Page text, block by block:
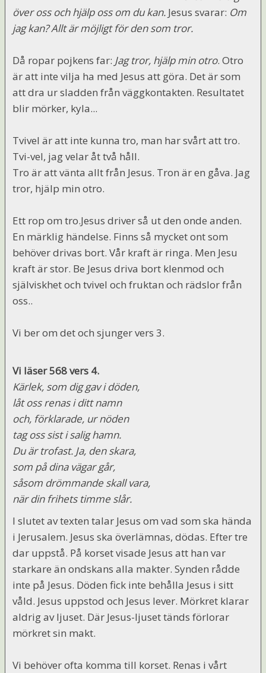
över oss och hjälp oss om du kan. Jesus svarar: Om
jag kan? Allt är möjligt för den som tror.
Då ropar pojkens far: Jag tror, hjälp min otro. Otro
är att inte vilja ha med Jesus att göra. Det är som
att dra ur sladden från väggkontakten. Resultatet
blir mörker, kyla...
Tvivel är att inte kunna tro, man har svårt att tro.
Tvi-vel, jag velar åt två håll.
Tro är att vänta allt från Jesus. Tron är en gåva. Jag
tror, hjälp min otro.
Ett rop om tro.Jesus driver så ut den onde anden.
En märklig händelse. Finns så mycket ont som
behöver drivas bort. Vår kraft är ringa. Men Jesu
kraft är stor. Be Jesus driva bort klenmod och
själviskhet och tvivel och fruktan och rädslor från
oss..
Vi ber om det och sjunger vers 3.
Vi läser 568 vers 4.
Kärlek, som dig gav i döden,
låt oss renas i ditt namn
och, förklarade, ur nöden
tag oss sist i salig hamn.
Du är trofast. Ja, den skara,
som på dina vägar går,
såsom drömmande skall vara,
när din frihets timme slår.
I slutet av texten talar Jesus om vad som ska hända
i Jerusalem. Jesus ska överlämnas, dödas. Efter tre
dar uppstå. På korset visade Jesus att han var
starkare än ondskans alla makter. Synden rådde
inte på Jesus. Döden fick inte behålla Jesus i sitt
våld. Jesus uppstod och Jesus lever. Mörkret klarar
aldrig av ljuset. Där Jesus-ljuset tänds förlorar
mörkret sin makt.
Vi behöver ofta komma till korset. Renas i vårt